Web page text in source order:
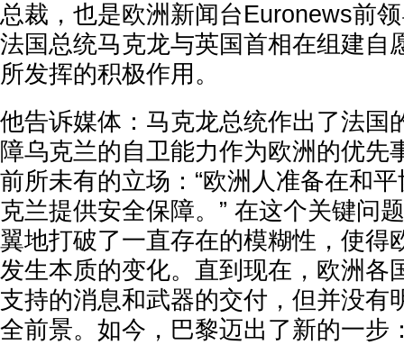
总裁，也是欧洲新闻台Euronews前
法国总统马克龙与英国首相在组建自
所发挥的积极作用。
他告诉媒体：马克龙总统作出了法国
障乌克兰的自卫能力作为欧洲的优先
前所未有的立场：“欧洲人准备在和
克兰提供安全保障。” 在这个关键问
翼地打破了一直存在的模糊性，使得
发生本质的变化。直到现在，欧洲各
支持的消息和武器的交付，但并没有
全前景。如今，巴黎迈出了新的一步